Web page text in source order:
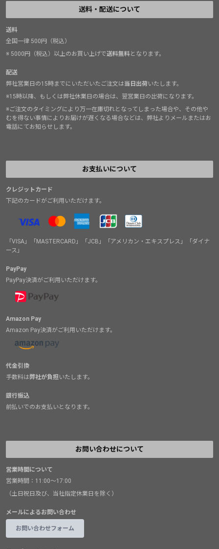
送料・配送について
送料
全国一律 500円（税込）
※ 5000円（税込）以上のお買い上げで送料無料となります。
配送
弊社営業日の15時までにいただいたご注文は当日出荷いたします。
※15時以降、もしくは弊社休業日の場合は、翌営業日の出荷になります。
※ご注文のタイミングにより万一在庫切れとなってしまった場合や、その他や
むを得ない事情によりお届けが遅くなる場合などは、弊社よりメールまたはお
電話にてお知らせします。
お支払いについて
クレジットカード
下記のカードがご利用いただけます。
「VISA」「MASTERCARD」「JCB」「アメリカン・エキスプレス」「ダイナ
ース」
PayPay
PayPay決済がご利用いただけます。
Amazon Pay
Amazon Pay決済がご利用いただけます。
代金引換
手数料は弊社が負担いたします。
銀行振込
前払いでのお支払いとなります。
お問い合わせについて
営業時間について
営業時間：11:00～17:00
（土日祝日及び、当社指定休業日を除く）
メールによるお問い合わせ
お問い合わせフォーム